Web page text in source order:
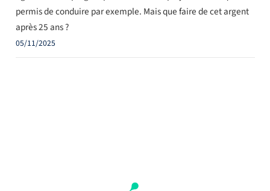
permis de conduire par exemple. Mais que faire de cet argent
après 25 ans ?
05/11/2025